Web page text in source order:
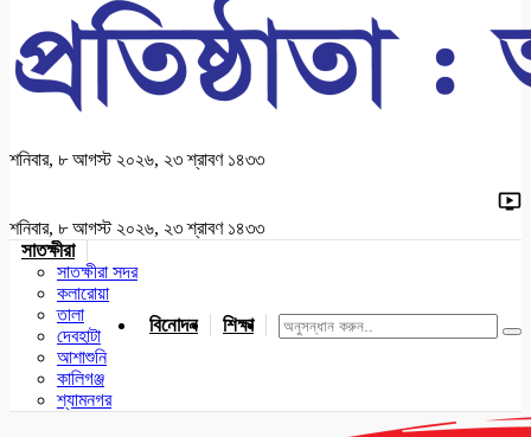
শনিবার, ৮ আগস্ট ২০২৬, ২৩ শ্রাবণ ১৪৩৩
শনিবার, ৮ আগস্ট ২০২৬, ২৩ শ্রাবণ ১৪৩৩
সাতক্ষীরা
সাতক্ষীরা সদর
কলারোয়া
তালা
দেবহাটা
আশাশুনি
কালিগঞ্জ
শ্যামনগর
বিনোদন শিক্ষা খেলাধুলা জাতীয় যশোর